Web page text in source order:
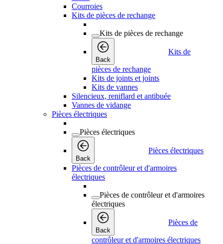
Courroies
Kits de pièces de rechange
Kits de pièces de rechange
Back
Kits de
pièces de rechange
Kits de joints et joints
Kits de vannes
Silencieux, reniflard et antibuée
Vannes de vidange
Pièces électriques
Pièces électriques
Back
Pièces électriques
Pièces de contrôleur et d'armoires
électriques
Pièces de contrôleur et d'armoires
électriques
Back
Pièces de
contrôleur et d'armoires électriques